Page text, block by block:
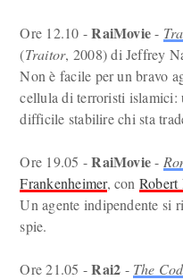
Ore 12.10 -RaiMovie-
(Traitor, 2008) di Jeffrey
Non è facile per un bravo
cellula di terroristi islamici:
difficile stabilire chi sta
Ore 19.05 -RaiMovie-
Frankenheimer, con
Un agente indipendente si
spie.
Ore 21.05 -Rai2 - The